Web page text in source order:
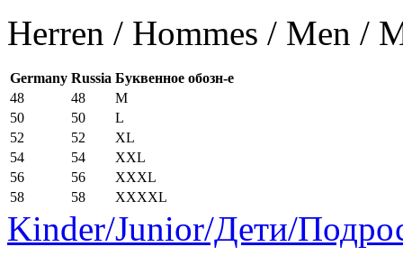
Herren / Hommes / Men /
Germany Russia Буквенное обозн-е
48
48
M
50
50
L
52
52
XL
54
54
XXL
56
56
XXXL
58
58 XXXXL
Kinder/Junior/Дети/